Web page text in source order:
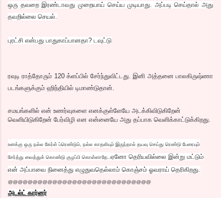
ஒரு தவறை இரண்டாவது முறையாய் செய்ய முடியாது. அப்படி செய்தால் அது
தவறில்லை செயல்.
புரட்சி என்பது பாதுகாப்பானதா? டவுட்டு
ரவுடி ராத்தோரும் 120 க்ளப்பில் சேர்ந்துவிட்டது. இனி அத்தனை பாலகிருஷ்ணா
படங்களுக்கும் ஹிந்தியில் டிமாண்டுதான்.
சமயங்களில் என் உணர்வுகளை எனக்குள்ளேயே அடக்கிவிடுகிறேன்
வெளியிடுகிறேன் பேர்விழி என என்னையே அது தப்பாக வெளிக்காட்டுக்கிறது.
உனக்கு ஒரு நல்ல கேர்ள் ப்ரெண்டும், நல்ல காதலியும் இருந்தால் தயவு செய்து ரெண்டு பேரையும்
சேர்த்து வைத்துக் கொண்டு குழப்பி கொள்ளாதே.. ஏனோ தெரியவில்லை இன்று மட்டும்
என் அப்பாவை நினைத்து எழுதுவதெல்லாம் கொஞ்சம் ஓவராய் தெரிகிறது.
@@@@@@@@@@@@@@@@@@@@@@@@@@@@@
அடல்ட் கார்னர்